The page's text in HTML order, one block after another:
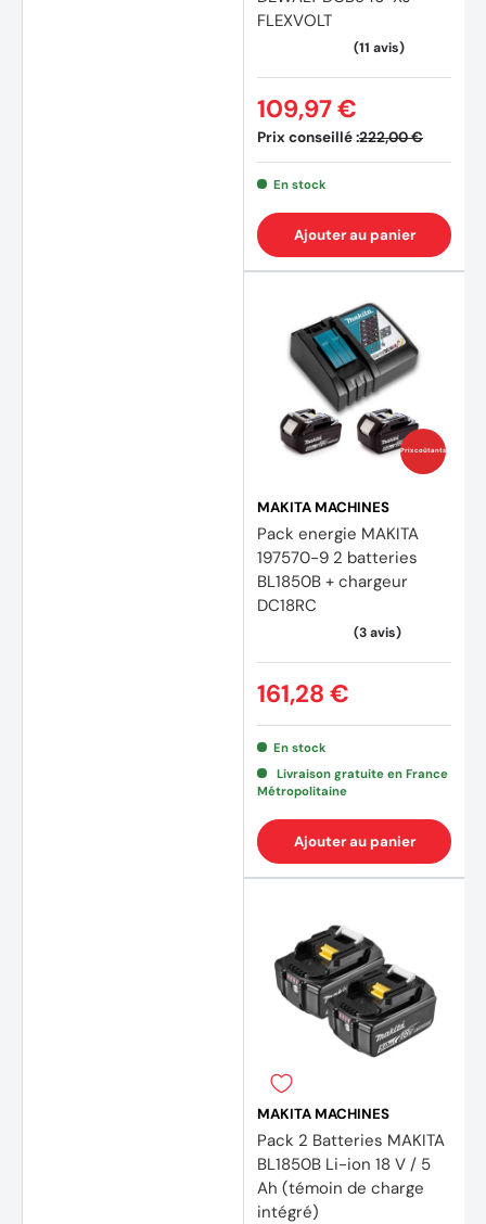
FLEXVOLT
Prix conseillé :222,00 €
109,97 €
En stock
Ajouter au panier
Prix coûtants
MAKITA MACHINES
Pack energie MAKITA
197570-9 2 batteries
BL1850B + chargeur
DC18RC
161,28 €
En stock
Livraison gratuite en France
Métropolitaine
Ajouter au panier
MAKITA MACHINES
Pack 2 Batteries MAKITA
BL1850B Li-ion 18 V / 5
Ah (témoin de charge
intégré)